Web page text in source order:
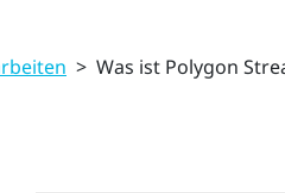
> Was ist Polygon